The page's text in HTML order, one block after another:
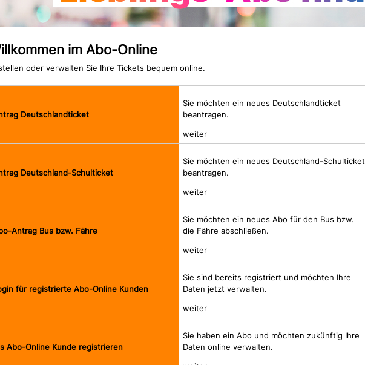
im Abo-Online
oder verwalten Sie Ihre Tickets bequem online.
Deutschlandticket
Sie möchten ein neues Deutschlandticket
beantragen.
weiter
Deutschland-Schulticket
Sie möchten ein neues Deutschland-Schulticket
beantragen.
weiter
Antrag Bus bzw. Fähre
Sie möchten ein neues Abo für den Bus bzw.
die Fähre abschließen.
weiter
für registrierte Abo-Online Kunden
Sie sind bereits registriert und möchten Ihre
Daten jetzt verwalten.
weiter
Abo-Online Kunde registrieren
Sie haben ein Abo und möchten zukünftig Ihre
Daten online verwalten.